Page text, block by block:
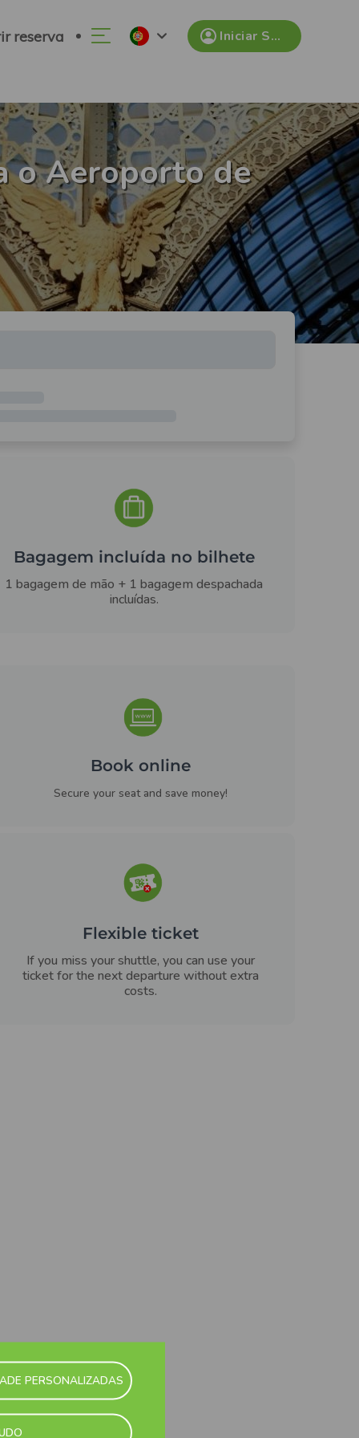
reserva Iniciar Sessão
PERSONALIZADAS
o Aeroporto de
Bagagem incluída no bilhete
1 bagagem de mão + 1 bagagem despachada
incluídas.
Book online
Secure your seat and save money!
Flexible ticket
If you miss your shuttle, you can use your
ticket for the next departure without extra
costs.